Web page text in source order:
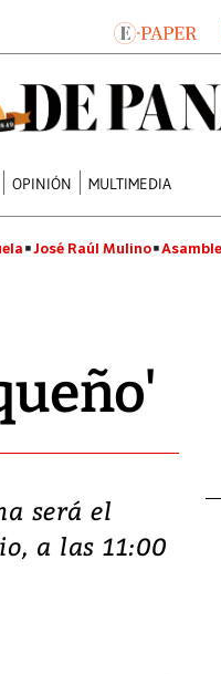
OPINIÓN MULTIMEDIA
José Raúl Mulino
será el
a las 11:00
Terremoto
y graves